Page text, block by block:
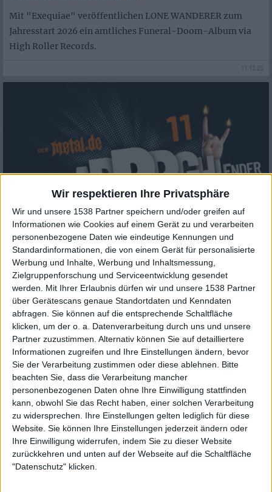
Wir respektieren Ihre Privatsphäre
Wir und unsere 1538 Partner speichern und/oder greifen auf
Informationen wie Cookies auf einem Gerät zu und verarbeiten
personenbezogene Daten wie eindeutige Kennungen und
Standardinformationen, die von einem Gerät für personalisierte
Werbung und Inhalte, Werbung und Inhaltsmessung,
Zielgruppenforschung und Serviceentwicklung gesendet
werden.
Mit Ihrer Erlaubnis dürfen wir und unsere 1538 Partner
über Gerätescans genaue Standortdaten und Kenndaten
abfragen. Sie können auf die entsprechende Schaltfläche
klicken, um der o. a. Datenverarbeitung durch uns und unsere
Partner zuzustimmen. Alternativ können Sie auf detailliertere
Informationen zugreifen und Ihre Einstellungen ändern, bevor
Sie der Verarbeitung zustimmen oder diese ablehnen.
Bitte
beachten Sie, dass die Verarbeitung mancher
personenbezogenen Daten ohne Ihre Einwilligung stattfinden
kann, obwohl Sie das Recht haben, einer solchen Verarbeitung
zu widersprechen. Ihre Einstellungen gelten lediglich für diese
Website. Sie können Ihre Einstellungen jederzeit ändern oder
Ihre Einwilligung widerrufen, indem Sie zu dieser Website
zurückkehren und unten auf der Webseite auf die Schaltfläche
"Datenschutz" klicken.
Mit "Exequiae" veröffentlichen LONE WANDERER zum
Jahresstart 2026 ein amtliches Funeral-Doom-Album via
High Roller Records.
11.12.25
News
Der metal.de Adventskalender 2025
Türchen Nummer 11
Jeden Tag öffnen wir für euch ein Türchen in unserem
Adventskalender. Gewinnt LPs, CDs, Bücher, Tickets und
und und ...
11.12.25